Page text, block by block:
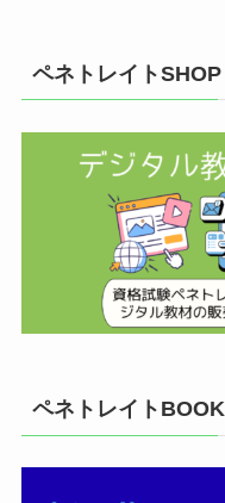
ペネトレイトSHOP
ペネトレイトBOOK